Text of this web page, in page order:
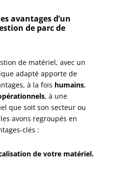
avantages d’un
de parc de
de matériel, avec un
adapté apporte de
à la fois humains,
, à une
que soit son secteur ou
avons regroupés en
clés :
de votre matériel.